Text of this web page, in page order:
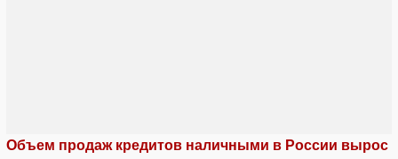
Объем продаж кредитов наличными в России вырос